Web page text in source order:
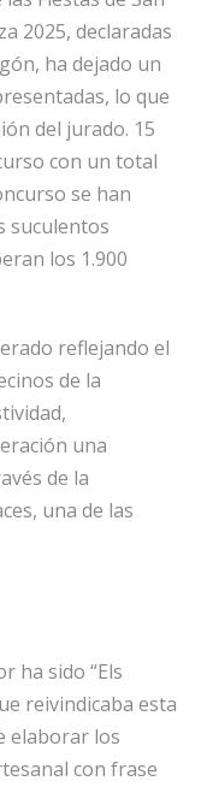
2025, declaradas
ha dejado un
lo que
del jurado. 15
con un total
se han
suculentos
los 1.900
reflejando el
de la
una
de la
una de las
ha sido “Els
reivindicaba esta
elaborar los
con frase